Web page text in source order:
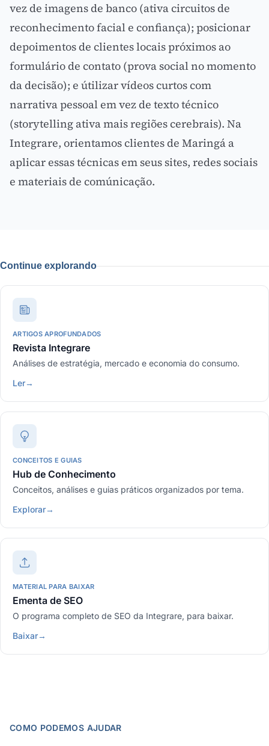
vez de imagens de banco (ativa circuitos de
reconhecimento facial e confiança); posicionar
depoimentos de clientes locais próximos ao
formulário de contato (prova socialno momento
da decisão); e útilizar vídeos curtos com
narrativa pessoal em vez de texto técnico
(storytelling ativa mais regiões cerebrais). Na
Integrare, orientamos clientes de Maringá a
aplicar essas técnicas em seus sites, redes sociais
e materiais de comúnicação.
Continue explorando
ARTIGOS APROFUNDADOS
Revista Integrare
Análises de estratégia, mercado e economia do consumo.
Ler→
CONCEITOS E GUIAS
Hub de Conhecimento
Conceitos, análises e guias práticos organizados por tema.
Explorar→
MATERIAL PARA BAIXAR
Ementa de SEO
O programa completo de SEO da Integrare, para baixar.
Baixar→
COMO PODEMOS AJUDAR